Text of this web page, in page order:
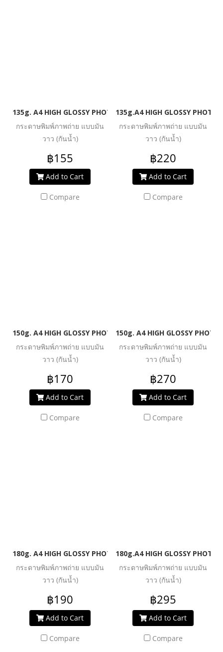
135g. A4 HIGH GLOSSY PHOTO INKJET PAPER (WATER
กระดาษพิมพ์ภาพถ่าย แบบมัน
วาว (กันน้ำ)
฿155
Add to Cart
Compare
135g.A4 HIGH GLOSSY
กระดาษพิมพ์ภาพถ่าย แบบมัน
วาว (กันน้ำ)
฿220
Add to Cart
Compare
150g. A4 HIGH GLOSSY PHOTO INKJET PAPER (WATER
กระดาษพิมพ์ภาพถ่าย แบบมัน
วาว (กันน้ำ)
฿170
Add to Cart
Compare
150g. A4 HIGH GLOSSY
กระดาษพิมพ์ภาพถ่าย แบบมัน
วาว (กันน้ำ)
฿270
Add to Cart
Compare
180g. A4 HIGH GLOSSY PHOTO INKJET PAPER (WATER
กระดาษพิมพ์ภาพถ่าย แบบมัน
วาว (กันน้ำ)
฿190
Add to Cart
Compare
180g.A4 HIGH GLOSSY
กระดาษพิมพ์ภาพถ่าย แบบมัน
วาว (กันน้ำ)
฿295
Add to Cart
Compare